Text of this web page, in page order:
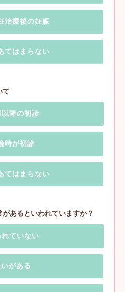
治療後の妊娠
てはまらない
て
以降の初診
時が初診
てはまらない
あるといわれていますか？
れていない
いがある